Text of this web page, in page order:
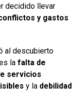
decidido llevar
y gastos
al descubierto
la falta de
servicios
y la debilidad